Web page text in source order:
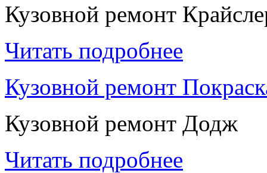
Кузовной ремонт
Читать подробнее
Кузовной ремонт
Кузовной ремонт Додж
Читать подробнее